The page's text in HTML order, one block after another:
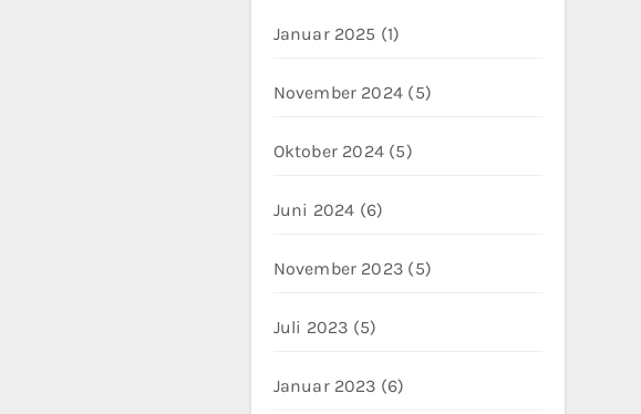
Januar 2025 (1)
November 2024 (5)
Oktober 2024(5)
Juni 2024 (6)
November 2023 (5)
Juli 2023 (5)
Januar 2023 (6)